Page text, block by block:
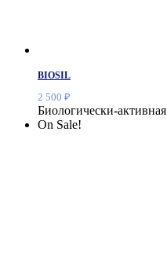
BIOSIL
2 500 ₽
Биологически-
On Sale!